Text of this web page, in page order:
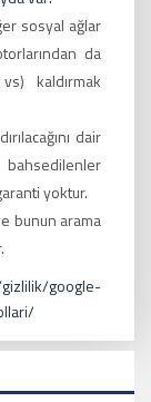
sosyal ağlar
da
kaldırmak
dair
yoktur.
bunun arama
google-